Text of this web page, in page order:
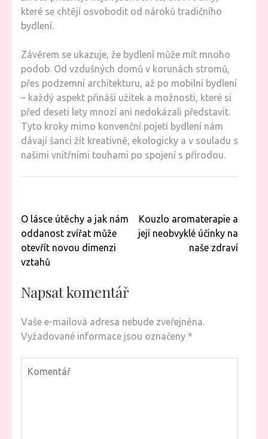
které se chtějí osvobodit od nároků tradičního
bydlení.
Závěrem se ukazuje, že bydlení může mít mnoho
podob. Od vzdušných domů v korunách stromů,
přes podzemní architekturu, až po mobilní bydlení
– každý aspekt přináší užitek a možnosti, které si
před deseti lety mnozí ani nedokázali představit.
Tyto kroky mimo konvenční pojetí bydlení nám
dávají šanci žít kreativně, ekologicky a v souladu s
našimi vnitřními touhami po spojení s přírodou.
Navigace
pro
příspěvek
O lásce útěchy a jak nám
oddanost zvířat může
otevřít novou dimenzi
vztahů
Kouzlo aromaterapie a
její neobvyklé účinky na
naše zdraví
Napsat komentář
Vaše e-mailová adresa nebude zveřejněna.
Vyžadované informace jsou označeny *